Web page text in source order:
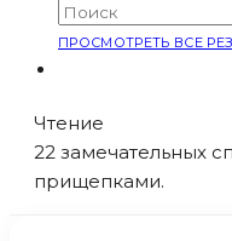
ПРОСМОТРЕТЬ ВСЕ
Чтение
22 замечательных
прищепками.